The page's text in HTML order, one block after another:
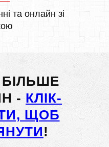
та онлайн зі
- КЛІК-
ЩОБ
!